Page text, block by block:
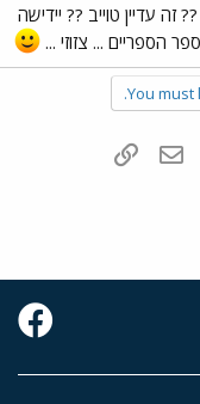
זה עדיין טוייב ?? יידישה
הספריים ... צזוזי ...
You must
WhatsAppדואר אלקטרוני